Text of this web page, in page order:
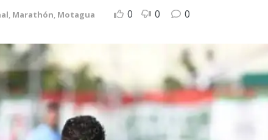
, Marathón, Motagua 0 0 0